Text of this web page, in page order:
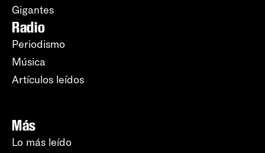
Gigantes
Radio
Periodismo
Música
Artículos leídos
Más
Lo más leído